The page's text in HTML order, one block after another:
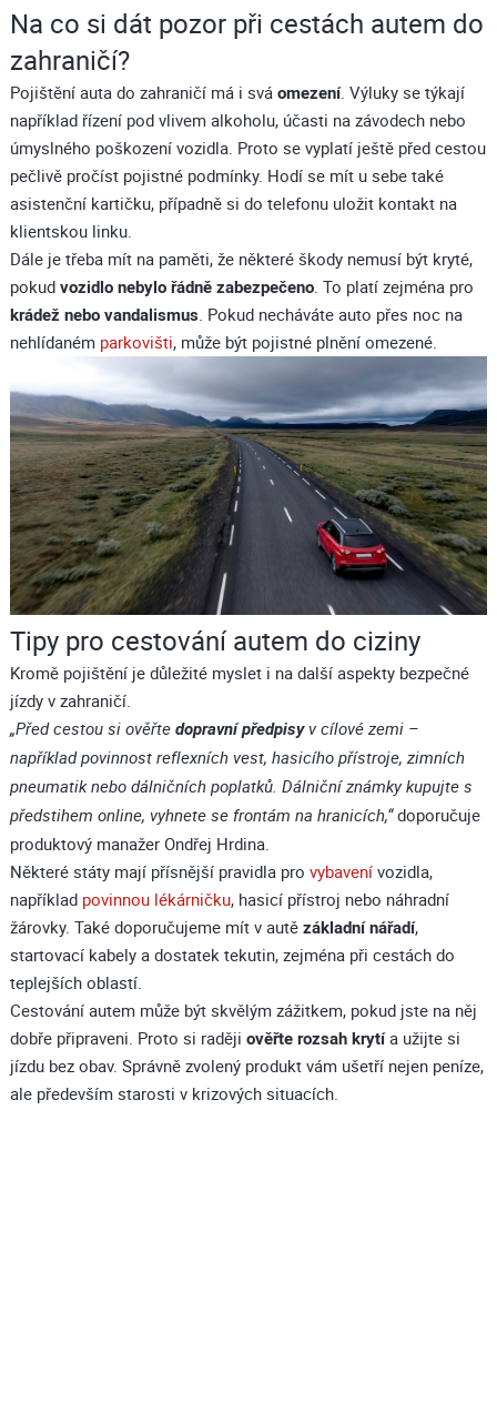
Na co si dát pozor při cestách autem do
zahraničí?
Pojištění auta do zahraničí má i svá omezení. Výluky se týkají
například řízení pod vlivem alkoholu, účasti na závodech nebo
úmyslného poškození vozidla. Proto se vyplatí ještě před cestou
pečlivě pročíst pojistné podmínky. Hodí se mít u sebe také
asistenční kartičku, případně si do telefonu uložit kontakt na
klientskou linku.
Dále je třeba mít na paměti, že některé škody nemusí být kryté,
pokud vozidlo nebylo řádně zabezpečeno. To platí zejména pro
krádež nebo vandalismus. Pokud necháváte auto přes noc na
nehlídaném parkovišti, může být pojistné plnění omezené.
Tipy pro cestování autem do ciziny
Kromě pojištění je důležité myslet i na další aspekty bezpečné
jízdy v zahraničí.
„Před cestou si ověřte dopravní předpisyv cílové zemi –
například povinnost reflexních vest, hasicího přístroje, zimních
pneumatik nebo dálničních poplatků. Dálniční známky kupujte s
předstihem online, vyhnete se frontám na hranicích,“doporučuje
produktový manažer Ondřej Hrdina.
Některé státy mají přísnější pravidla pro vybavení vozidla,
například povinnou lékárničku, hasicí přístroj nebo náhradní
žárovky. Také doporučujeme mít v autězákladní nářadí,
startovací kabely a dostatek tekutin, zejména při cestách do
teplejších oblastí.
Cestování autem může být skvělým zážitkem, pokud jste na něj
dobře připraveni. Proto si raději ověřte rozsah krytía užijte si
jízdu bez obav. Správně zvolený produkt vám ušetří nejen peníze,
ale především starosti v krizových situacích.